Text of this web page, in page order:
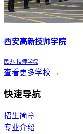
西安高新技师学院
民办 技师学院
查看更多学校 →
快速导航
招生简章
专业介绍